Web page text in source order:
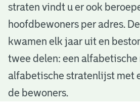
e
b
o
e
straten vindt u er ook
hoofdbewoners per adres.
kwamen elk jaar uit en
twee delen: een alfabetische
alfabetische stratenlijst met
de bewoners.